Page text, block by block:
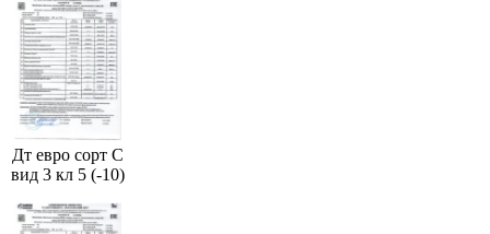
Дт евро сорт С
вид 3 кл 5 (-10)